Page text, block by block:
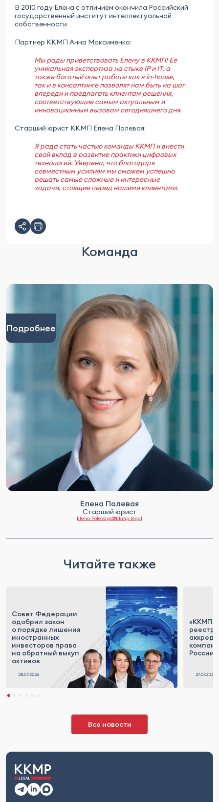
В 2010 году Елена с отличием окончила Российский
государственный институт интеллектуальной
собственности.
Партнер ККМП Анна Максименко:
Мы рады приветствовать Елену в ККМП! Ее
уникальная экспертиза на стыке IP и IT, а
также богатый опыт работы как в in-house,
так и в консалтинге позволят нам быть на шаг
впереди и предлагать клиентам решения,
соответствующие самым актуальным и
инновационным вызовам сегодняшнего дня.
Старший юрист ККМП Елена Полевая:
Я рада стать частью команды ККМП и внести
свой вклад в развитие практики цифровых
технологий. Уверена, что благодаря
совместным усилиям мы сможем успешно
решать самые сложные и интересные
задачи, стоящие перед нашими клиентами.
Команда
Подробнее
Елена Полевая
Старший юрист
Elena.Polevaya@kkmp.legal
Читайте также
Совет Федерации
одобрил закон
о порядке лишения
иностранных
инвесторов права
на обратный выкуп
активов
реестр
России
Все новости